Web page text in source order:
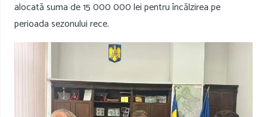
alocată suma de 15 000 000 lei pentru încălzirea pe
perioada sezonului rece.